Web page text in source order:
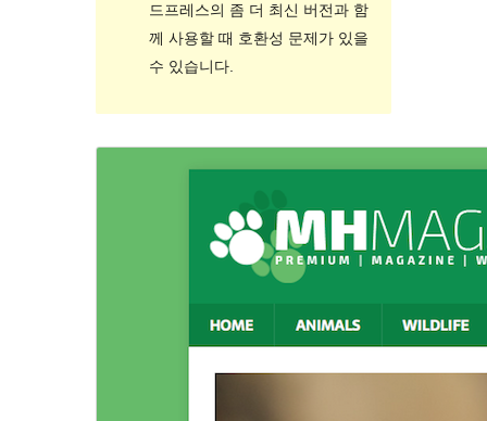
드프레스의 좀 더 최신 버전과 함
께 사용할 때 호환성 문제가 있을
수 있습니다.